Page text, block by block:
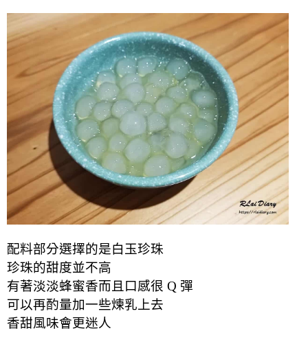
配料部分選擇的是白玉珍珠
珍珠的甜度並不高
有著淡淡蜂蜜香而且口感很 Q 彈
可以再酌量加一些煉乳上去
香甜風味會更迷人